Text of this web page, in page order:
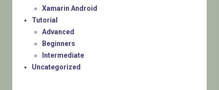
Xamarin Android
Tutorial
Advanced
Beginners
Intermediate
Uncategorized